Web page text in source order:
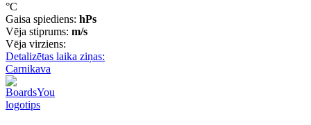
°C
Gaisa spiediens: hPs
Vēja stiprums: m/s
Vēja virziens:
Detalizētas laika ziņas:
Carnikava